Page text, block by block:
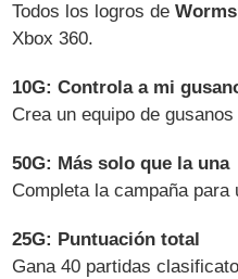
Todos los logros de
Xbox 360.
10G: Controla a mi
Crea un equipo de
50G: Más solo que la una
Completa la campaña para
25G: Puntuación total
Gana 40 partidas